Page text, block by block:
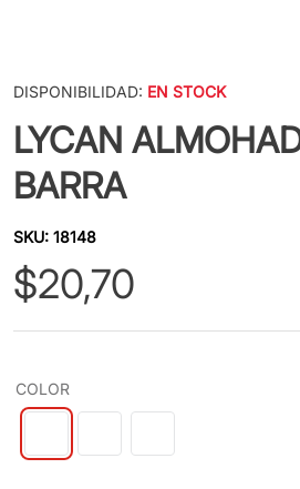
DISPONIBILIDAD: EN STOCK
LYCAN
BARRA
SKU:18148
$20,70
COLOR